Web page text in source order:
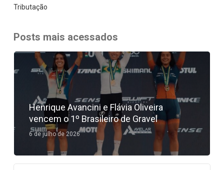
Tributação
Posts mais acessados
Henrique Avancini e Flávia Oliveira
vencem o 1º Brasileiro de Gravel
6 de julho de 2026